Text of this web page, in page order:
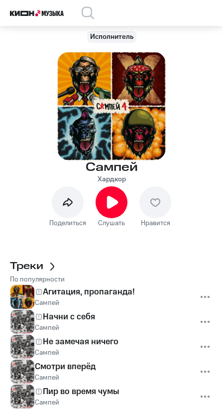
Исполнитель
Сампей
Хардкор
Поделиться Слушать Нравится
Треки
По популярности
Агитация, пропаганда!
Сампей
Начни с себя
Сампей
Не замечая ничего
Сампей
Смотри вперёд
Сампей
Пир во время чумы
Сампей